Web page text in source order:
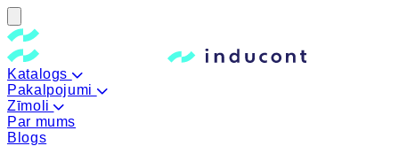
Katalogs
Pakalpojumi
Zīmoli
Par mums
Blogs